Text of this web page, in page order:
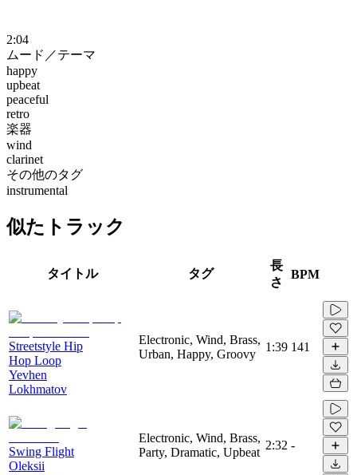
2:04
ムード／テーマ
happy
upbeat
peaceful
retro
楽器
wind
clarinet
その他のタグ
instrumental
似たトラック
タイトル タグ
長
さ
BPM
Streetstyle Hip
Hop Loop
Yevhen
Lokhmatov
Electronic, Wind, Brass,
Urban, Happy, Groovy
1:39 141
Swing Flight
Oleksii
Electronic, Wind, Brass,
Party, Dramatic, Upbeat
2:32 -